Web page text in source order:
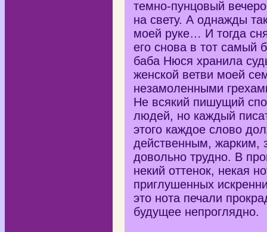
темно-пунцовый
на свету. А однажды
моей руке… И тогда
его снова в тот самый
баба Нюся хранила
женской ветви моей
незамоленными
Не всякий пишущий
людей, но каждый
этого каждое слово
действенным, жарким,
довольно трудно. В
некий оттенок, некая
приглушенных
это нота печали
будущее непроглядно.